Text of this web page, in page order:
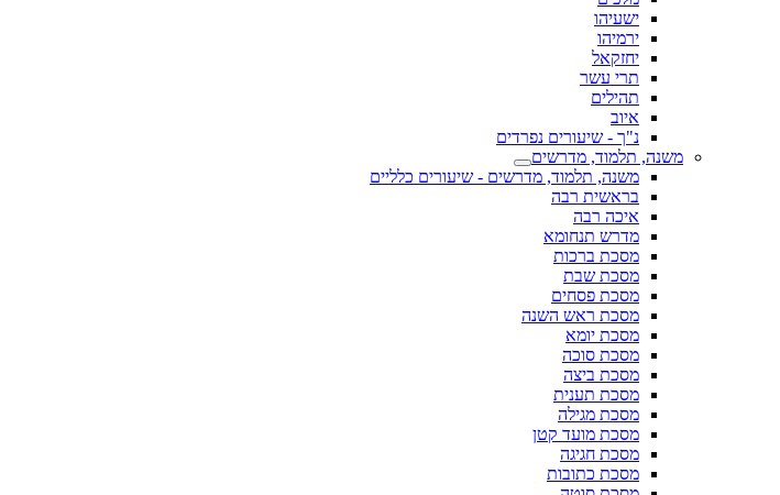
ישעיהו
ירמיהו
יחזקאל
תרי עשר
תהילים
איוב
נ"ך - שיעורים נפרדים
משנה, תלמוד, מדרשים
משנה, תלמוד, מדרשים - שיעורים כלליים
בראשית רבה
איכה רבה
מדרש תנחומא
מסכת ברכות
מסכת שבת
מסכת פסחים
מסכת ראש השנה
מסכת יומא
מסכת סוכה
מסכת ביצה
מסכת תענית
מסכת מגילה
מסכת מועד קטן
מסכת חגיגה
מסכת כתובות